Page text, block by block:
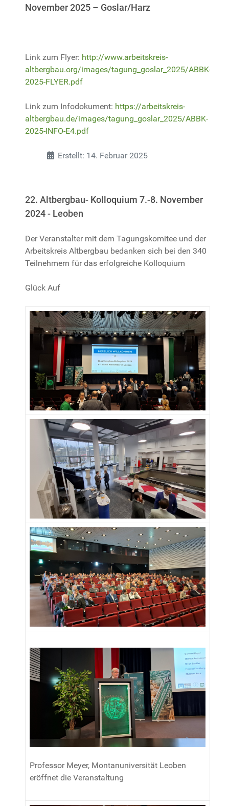
November 2025 – Goslar/Harz
Link zum Flyer: http://www.arbeitskreis-
altbergbau.org/images/tagung_goslar_2025/ABBK-
2025-FLYER.pdf
Link zum Infodokument: https://arbeitskreis-
altbergbau.de/images/tagung_goslar_2025/ABBK-
2025-INFO-E4.pdf
Details Erstellt: 14. Februar 2025
22. Altbergbau- Kolloquium 7.-8. November
2024 - Leoben
Der Veranstalter mit dem Tagungskomitee und der
Arbeitskreis Altbergbau bedanken sich bei den 340
Teilnehmern für das erfolgreiche Kolloquium
Glück Auf
Professor Meyer, Montanuniversität Leoben
eröffnet die Veranstaltung